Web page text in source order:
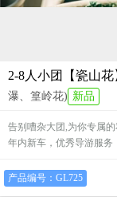
2-8人小团【瓷山
瀑、篁岭花) 新品
告别嘈杂大团,为你专属
年内新车，优秀导游服务
产品编号： GL725